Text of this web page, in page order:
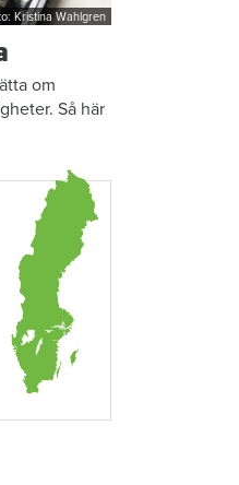
Kristina Wahlgren
om
Så här